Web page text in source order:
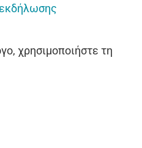
χρησιμοποιήστε τη